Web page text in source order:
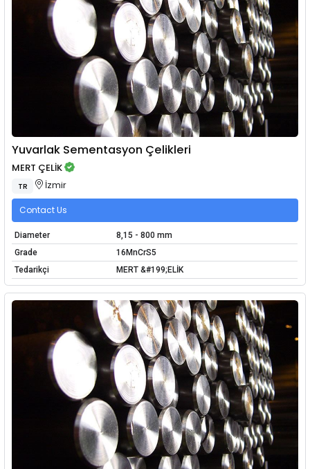
Yuvarlak Sementasyon Çelikleri
MERT ÇELİK
TR İzmir
Contact Us
Diameter
8,15 - 800 mm
Grade
16MnCrS5
Tedarikçi
MERT &#199;ELİK